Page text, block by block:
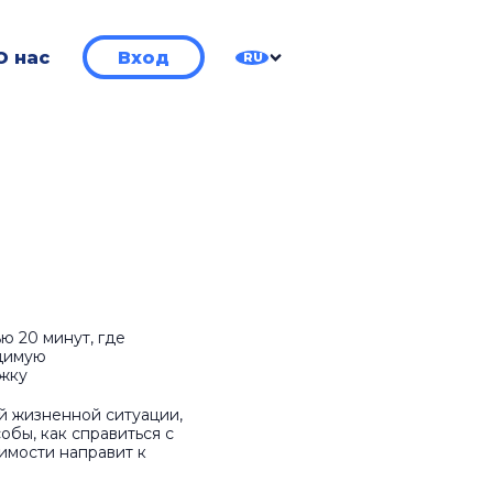
нас Вход RU
20 минут, где
жизненной ситуации,
как справиться с
направит к